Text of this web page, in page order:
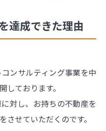
達成できた理由
ンサルティング事業を中
しております。
対し、お持ちの不動産を
させていただくのです。